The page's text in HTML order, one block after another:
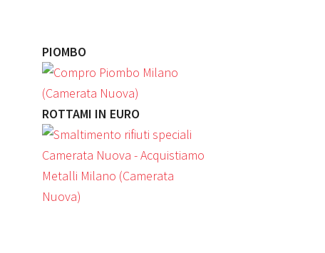
PIOMBO
ROTTAMI IN EURO